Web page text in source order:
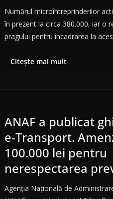
Numărul microîntreprinderilor
în prezent la circa 380.000, iar o
pragului pentru încadrarea la
Citește mai mult
ANAF a publicat
e-Transport.
100.000 lei pentru
nerespectarea
Agenţia Naţională de